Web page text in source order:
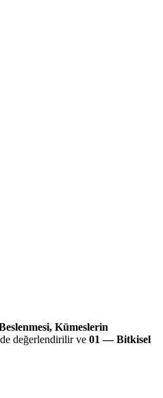
Kümeslerin
değerlendirilir ve 01 — Bitkisel